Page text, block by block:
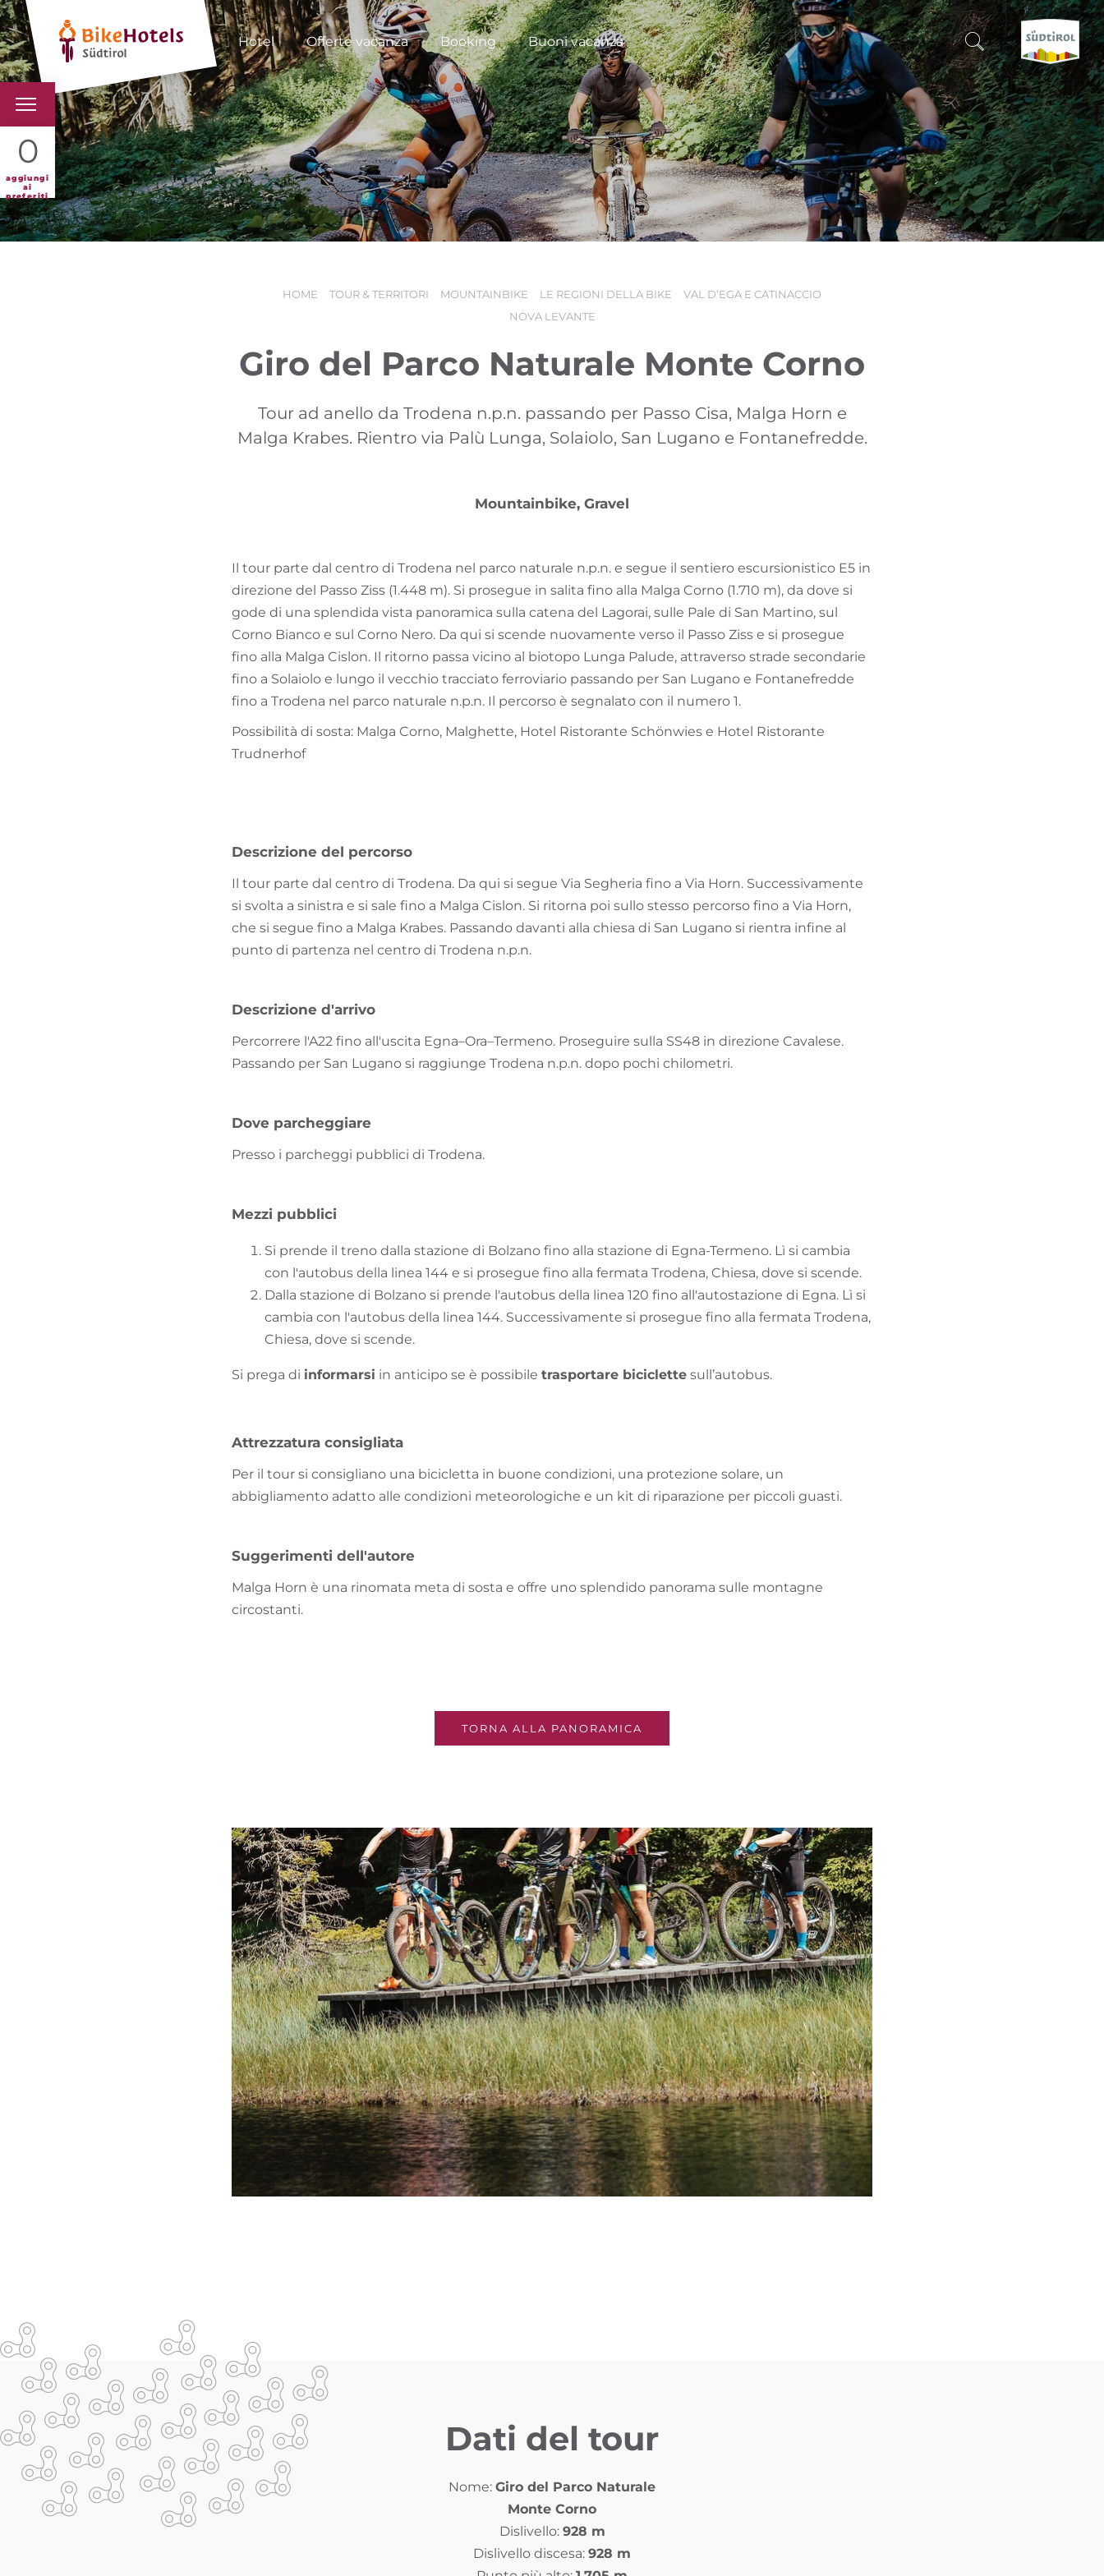
Hotel Offerte vacanza Booking Buoni vacanza
0
aggiungi
ai
preferiti
BIKEHOTELS
HOTELS & PACCHETTI
TOUR & TERRITORI
CERCA E PRENOTA
SCOPRI L'ALTO ADIGE
QUANDO?
-
HOME TOUR & TERRITORI MOUNTAINBIKE LE REGIONI DELLA BIKE
VAL D’EGA E CATINACCIO
NOVA LEVANTE
Giro del Parco Naturale Monte Corno
Tour ad anello da Trodena n.p.n. passando per Passo Cisa, Malga Horn e
Malga Krabes. Rientro via Palù Lunga, Solaiolo, San Lugano e Fontanefredde.
Mountainbike, Gravel
Il tour parte dal centro di Trodena nel parco naturale n.p.n. e segue il sentiero escursionistico E5 in
direzione del Passo Ziss (1.448 m). Si prosegue in salita fino alla Malga Corno (1.710 m), da dove si
gode di una splendida vista panoramica sulla catena del Lagorai, sulle Pale di San Martino, sul
Corno Bianco e sul Corno Nero. Da qui si scende nuovamente verso il Passo Ziss e si prosegue
fino alla Malga Cislon. Il ritorno passa vicino al biotopo Lunga Palude, attraverso strade secondarie
fino a Solaiolo e lungo il vecchio tracciato ferroviario passando per San Lugano e Fontanefredde
fino a Trodena nel parco naturale n.p.n. Il percorso è segnalato con il numero 1.
Possibilità di sosta: Malga Corno, Malghette, Hotel Ristorante Schönwies e Hotel Ristorante
Trudnerhof
Descrizione del percorso
Il tour parte dal centro di Trodena. Da qui si segue Via Segheria fino a Via Horn. Successivamente
si svolta a sinistra e si sale fino a Malga Cislon. Si ritorna poi sullo stesso percorso fino a Via Horn,
che si segue fino a Malga Krabes. Passando davanti alla chiesa di San Lugano si rientra infine al
punto di partenza nel centro di Trodena n.p.n.
Descrizione d'arrivo
Percorrere l'A22 fino all'uscita Egna–Ora–Termeno. Proseguire sulla SS48 in direzione Cavalese.
Passando per San Lugano si raggiunge Trodena n.p.n. dopo pochi chilometri.
Dove parcheggiare
Presso i parcheggi pubblici di Trodena.
Mezzi pubblici
Si prende il treno dalla stazione di Bolzano fino alla stazione di Egna-Termeno. Lì si cambia
con l'autobus della linea 144 e si prosegue fino alla fermata Trodena, Chiesa, dove si scende.
Dalla stazione di Bolzano si prende l'autobus della linea 120 fino all'autostazione di Egna. Lì si
cambia con l'autobus della linea 144. Successivamente si prosegue fino alla fermata Trodena,
Chiesa, dove si scende.
Si prega di informarsi in anticipo se è possibile trasportare biciclette sull’autobus.
Attrezzatura consigliata
Per il tour si consigliano una bicicletta in buone condizioni, una protezione solare, un
abbigliamento adatto alle condizioni meteorologiche e un kit di riparazione per piccoli guasti.
Suggerimenti dell'autore
Malga Horn è una rinomata meta di sosta e offre uno splendido panorama sulle montagne
circostanti.
TORNA ALLA PANORAMICA
Dati del tour
Nome: Giro del Parco Naturale
Monte Corno
Dislivello: 928 m
Dislivello discesa: 928 m